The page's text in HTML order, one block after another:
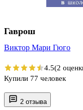
2 отзыва
Гаврош
Виктор Мари Гюго
4.5(2
Купили 77 человек